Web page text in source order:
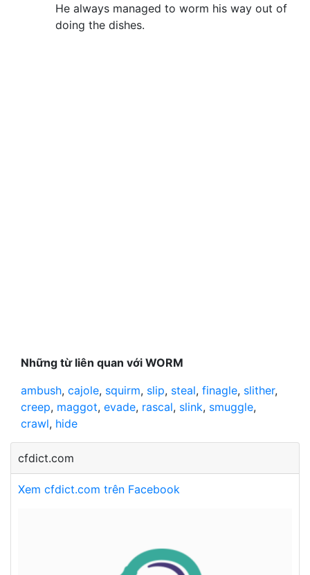
He always managed to worm his way out of
doing the dishes.
Những từ liên quan với WORM
ambush, cajole, squirm, slip, steal, finagle, slither,
creep, maggot, evade, rascal, slink, smuggle,
crawl, hide
cfdict.com
Xem cfdict.com trên Facebook